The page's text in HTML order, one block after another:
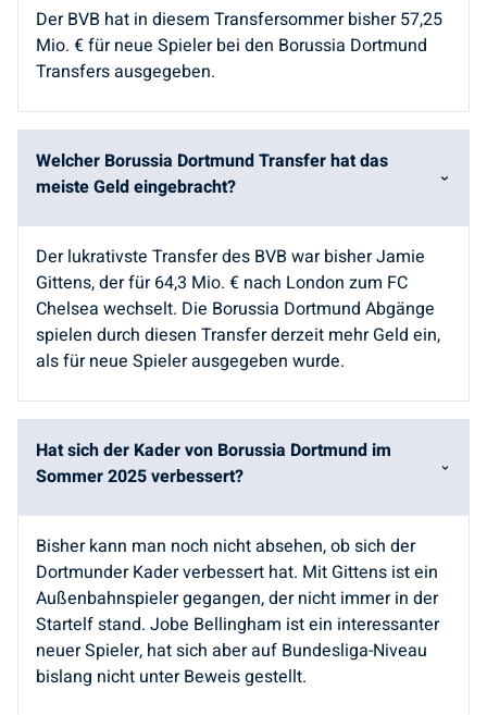
Der BVB hat in diesem Transfersommer bisher 57,25
Mio. € für neue Spieler bei den Borussia Dortmund
Transfers ausgegeben.
Welcher Borussia Dortmund Transfer hat das
meiste Geld eingebracht?
Der lukrativste Transfer des BVB war bisher Jamie
Gittens, der für 64,3 Mio. € nach London zum FC
Chelsea wechselt. Die Borussia Dortmund Abgänge
spielen durch diesen Transfer derzeit mehr Geld ein,
als für neue Spieler ausgegeben wurde.
Hat sich der Kader von Borussia Dortmund im
Sommer 2025 verbessert?
Bisher kann man noch nicht absehen, ob sich der
Dortmunder Kader verbessert hat. Mit Gittens ist ein
Außenbahnspieler gegangen, der nicht immer in der
Startelf stand. Jobe Bellingham ist ein interessanter
neuer Spieler, hat sich aber auf Bundesliga-Niveau
bislang nicht unter Beweis gestellt.